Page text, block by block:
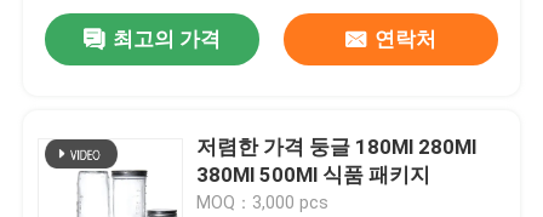
최고의 가격 연락처
저렴한 가격 둥글 180Ml 280Ml
380Ml 500Ml 식품 패키지
MOQ：3,000 pcs